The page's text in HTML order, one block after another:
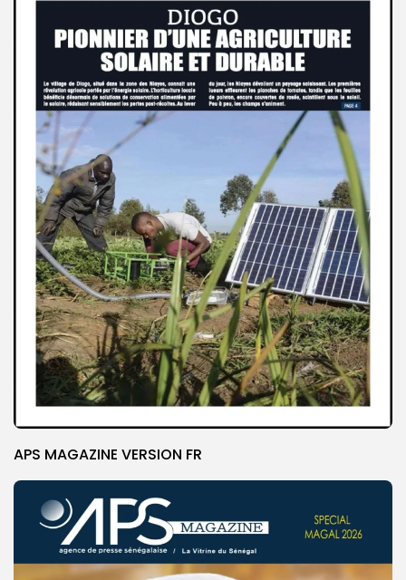
APS MAGAZINE VERSION FR